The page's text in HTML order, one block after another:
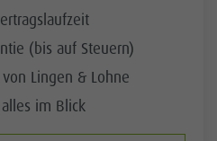
(bis auf Steuern)
Lingen & Lohne
im Blick